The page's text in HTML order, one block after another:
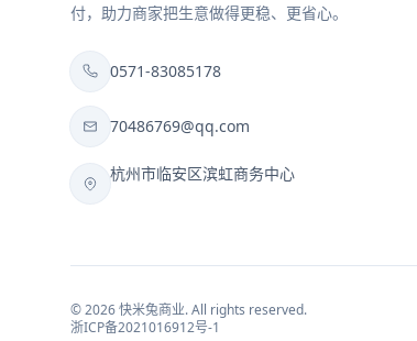
付，助力商家把生意做得更稳、更省心。
0571-83085178
70486769@qq.com
杭州市临安区滨虹商务中心
©2026快米兔商业. All rights reserved.
浙ICP备2021016912号-1